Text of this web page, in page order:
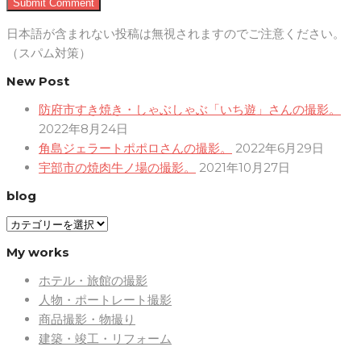
日本語が含まれない投稿は無視されますのでご注意ください。
（スパム対策）
New Post
防府市すき焼き・しゃぶしゃぶ「いち遊」さんの撮影。
2022年8月24日
角島ジェラートポポロさんの撮影。
2022年6月29日
宇部市の焼肉牛ノ場の撮影。
2021年10月27日
blog
blog
My works
ホテル・旅館の撮影
人物・ポートレート撮影
商品撮影・物撮り
建築・竣工・リフォーム